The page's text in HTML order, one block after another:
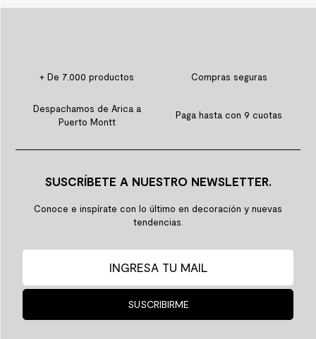
+ De 7.000 productos Compras seguras
Despachamos de Arica a
Puerto Montt
Paga hasta con 9 cuotas
SUSCRÍBETE A NUESTRO NEWSLETTER.
Conoce e inspírate con lo último en decoración y nuevas
tendencias.
SUSCRIBIRME